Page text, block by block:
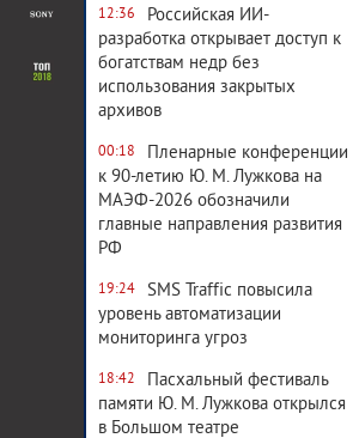
12:36
Российская ИИ-
разработка открывает доступ к
богатствам недр без
использования закрытых
архивов
00:18
Пленарные конференции
к 90-летию Ю. М. Лужкова на
МАЭФ-2026 обозначили
главные направления развития
РФ
19:24
SMS Traffic повысила
уровень автоматизации
мониторинга угроз
18:42
Пасхальный фестиваль
памяти Ю. М. Лужкова открылся
в Большом театре